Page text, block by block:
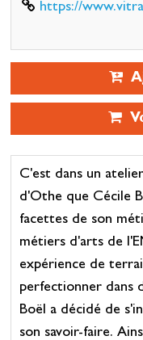
https://
C'est dans un
d'Othe que Cécile
facettes de son
métiers d'arts de
expérience de
perfectionner dans
Boël a décidé de
son savoir-faire.